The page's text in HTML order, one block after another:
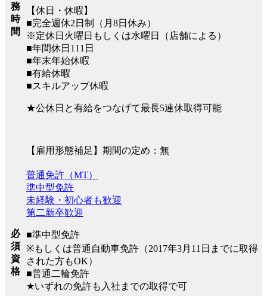
務
時
間
【休日・休暇】
■完全週休2日制（月8日休み）
※定休日火曜日もしくは水曜日（店舗による）
■年間休日111日
■年末年始休暇
■有給休暇
■スキルアップ休暇
★公休日と有給をつなげて最長5連休取得可能
【雇用形態補足】期間の定め：無
必
須
資
格
普通免許（MT）
準中型免許
未経験・初心者も歓迎
第二新卒歓迎
■準中型免許
※もしくは普通自動車免許（2017年3月11日までに取得
された方もOK）
■普通二輪免許
★いずれの免許も入社までの取得で可